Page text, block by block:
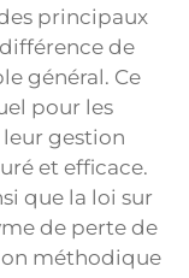
principaux
de
général. Ce
pour les
gestion
et efficace.
que la loi sur
de perte de
méthodique